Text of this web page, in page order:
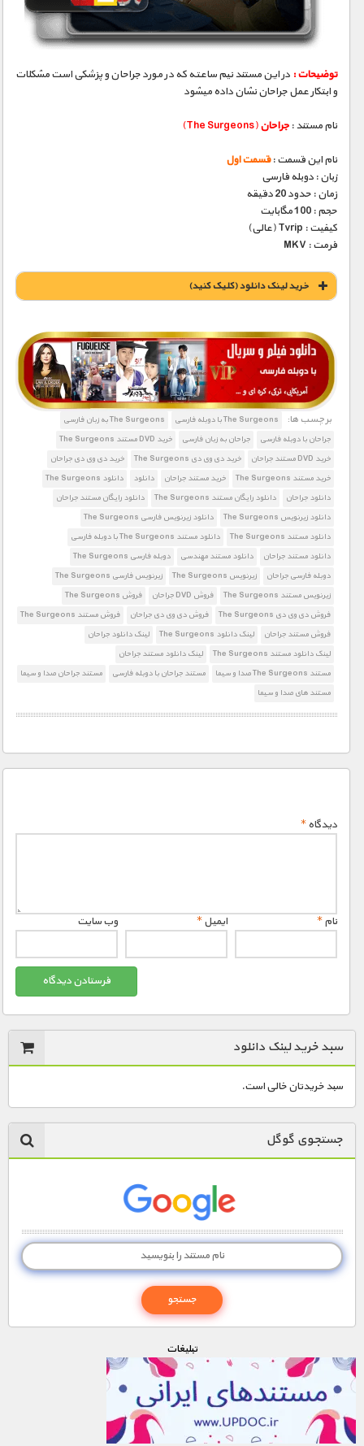
توضیحات : در این مستند نیم ساعته که در مورد جراحان و پزشکی است مشکلات
و ابتکار عمل جراحان نشان داده میشود
نام مستند : جراحان(The Surgeons)
نام این قسمت :قسمت اول
زبان : دوبله فارسی
زمان : حدود 20 دقیقه
حجم : 100 مگابایت
کیفیت : Tvrip (عالی)
فرمت : MKV
خريد لينک دانلود (کليک کنيد)
1900 تومان – خريد لينک دانلود (افزودن به سبد خريد)
برچسب ها: The Surgeons با دوبله فارسی
The Surgeons به زبان فارسی
جراحان با دوبله فارسی
جراحان به زبان فارسی
خرید DVD مستند The Surgeons
خرید DVD مستند جراحان
خرید دی وی دی The Surgeons
خرید دی وی دی جراحان
خرید مستند The Surgeons
خرید مستند جراحان دانلود
دانلود The Surgeons
دانلود جراحان
دانلود رایگان مستند The Surgeons
دانلود رایگان مستند جراحان
دانلود زیرنویس The Surgeons
دانلود زیرنویس فارسی The Surgeons
دانلود مستند The Surgeons
دانلود مستند The Surgeons با دوبله فارسی
دانلود مستند جراحان
دانلود مستند مهندسی
دوبله فارسی The Surgeons
دوبله فارسی جراحان
زیرنویس The Surgeons
زیرنویس فارسی The Surgeons
زیرنویس مستند The Surgeons
فروش DVD جراحان
فروش The Surgeons
فروش دی وی دی The Surgeons
فروش دی وی دی جراحان
فروش مستند The Surgeons
فروش مستند جراحان
لینک دانلود The Surgeons
لینک دانلود جراحان
لینک دانلود مستند The Surgeons
لینک دانلود مستند جراحان
مستند The Surgeons صدا و سیما
مستند جراحان با دوبله فارسی
مستند جراحان صدا و سیما
مستند های صدا و سیما
دیدگاه*
نام* ایمیل* وب‌ سایت
سبد خرید لینک دانلود
سبد خریدتان خالی است.
جستجوی گوگل
تبليغات